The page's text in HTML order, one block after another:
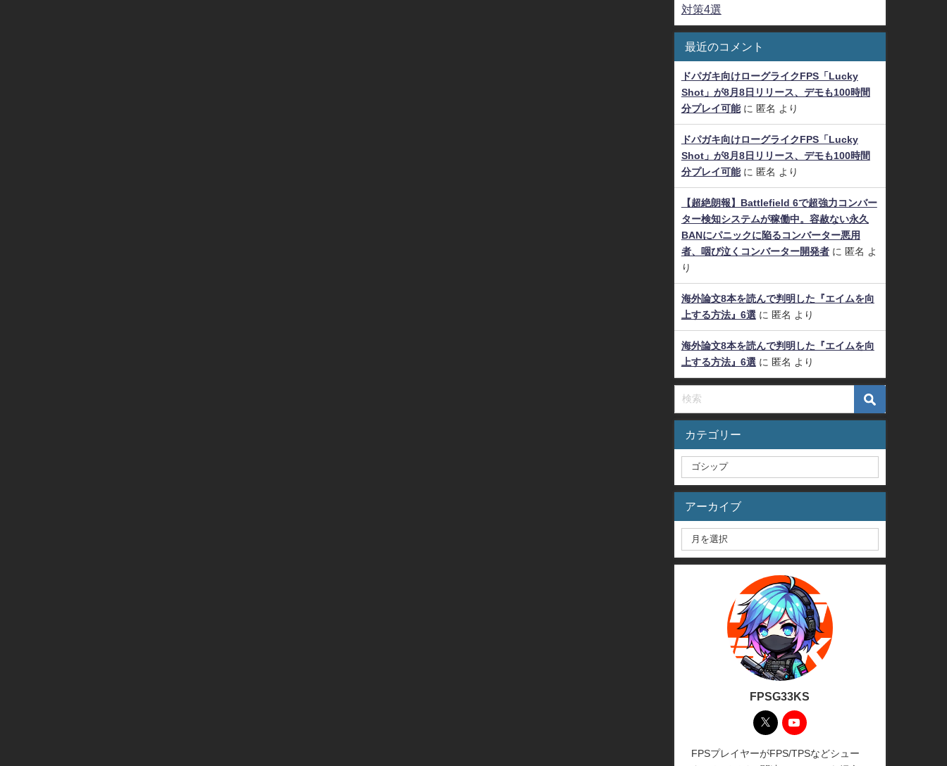
対策4選
最近のコメント
ドパガキ向けローグライクFPS「Lucky
Shot」が8月8日リリース、デモも100時間
分プレイ可能に 匿名 より
ドパガキ向けローグライクFPS「Lucky
Shot」が8月8日リリース、デモも100時間
分プレイ可能に 匿名 より
【超絶朗報】Battlefield 6で超強力コンバー
ター検知システムが稼働中。容赦ない永久
BANにパニックに陥るコンバーター悪用
者、咽び泣くコンバーター開発者に 匿名
よ
り
海外論文8本を読んで判明した『エイムを向
上する方法』6選に 匿名 より
海外論文8本を読んで判明した『エイムを向
上する方法』6選に 匿名 より
カテゴリー
アーカイブ
FPSG33KS
FPSプレイヤーがFPS/TPSなどシュー